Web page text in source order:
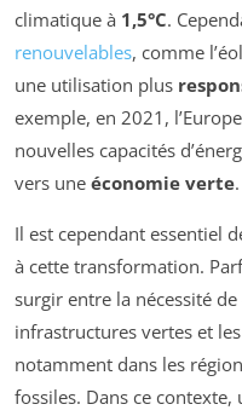
climatique à 1,5°C.
renouvelables, comme
une utilisation plus
exemple, en 2021,
nouvelles capacités
vers une économie verte.
Il est cependant essentiel
à cette transformation.
surgir entre la nécessité
infrastructures vertes et
notamment dans les
fossiles. Dans ce